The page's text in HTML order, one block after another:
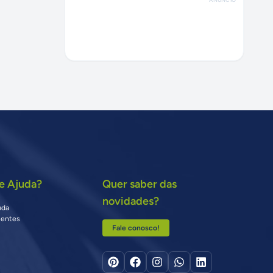
Ajuda?
Quer saber das
novidades?
Fale conosco!